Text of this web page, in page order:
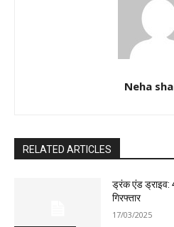
Neha
RELATED ARTICLES
ड्रंक एंड ड्राइव:
गिरफ्तार
17/03/2025